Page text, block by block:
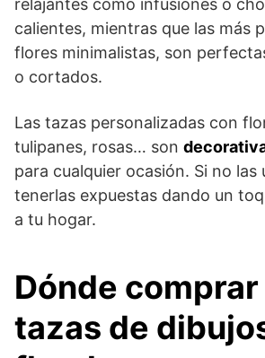
relajantes como infusiones o
calientes, mientras que las más
flores minimalistas, son
o cortados.
Las tazas personalizadas con
tulipanes, rosas… son
para cualquier ocasión. Si no las
tenerlas expuestas dando un
a tu hogar.
Dónde
tazas de